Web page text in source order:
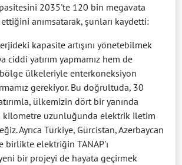
2035'te 120 bin megavata
ettiğini anımsatarak, şunları kaydetti:
kapasite artışını yönetebilmek
ciddi yatırım yapmamız hem de
bölge ülkeleriyle enterkoneksiyon
gerekiyor. Bu doğrultuda, 30
ülkemizin dört bir yanında
uzunluğunda elektrik iletim
Ayrıca Türkiye, Gürcistan, Azerbaycan
birlikte elektriğin TANAP'ı
bir projeyi de hayata geçirmek